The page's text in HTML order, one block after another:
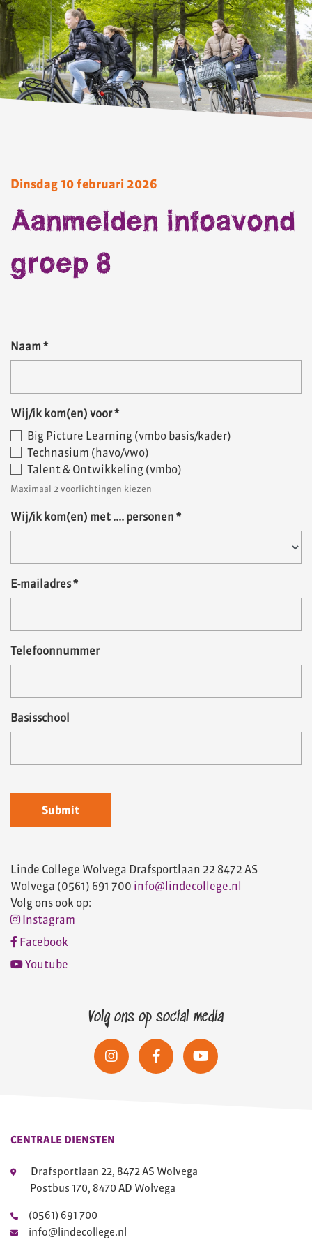
Dinsdag 10 februari 2026
Aanmelden infoavond
groep 8
Naam *
Wij/ik kom(en) voor*
Big Picture Learning (vmbo basis/kader)
Technasium (havo/vwo)
Talent & Ontwikkeling (vmbo)
Maximaal 2 voorlichtingen kiezen
Wij/ik kom(en) met .... personen *
E-mailadres*
Telefoonnummer
Basisschool
Linde College Wolvega Drafsportlaan 22 8472 AS
Wolvega (0561) 691 700 info@lindecollege.nl
Volg ons ook op:
Instagram
Facebook
Youtube
Volg ons op social media
CENTRALE DIENSTEN
Drafsportlaan 22, 8472 AS Wolvega
Postbus 170, 8470 AD Wolvega
(0561) 691 700
info@lindecollege.nl